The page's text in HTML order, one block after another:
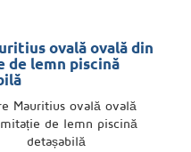
ovală ovală din
de lemn piscină